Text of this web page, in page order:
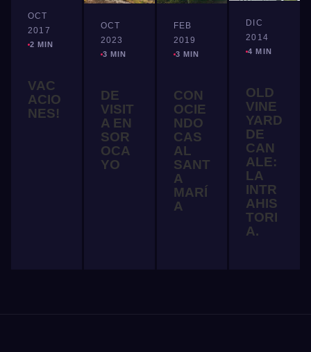
OCT
2017
2 MIN
VAC
ACIO
NES!
OCT
2023
3 MIN
DE
VISIT
A EN
SOR
OCA
YO
FEB
2019
3 MIN
CON
OCIE
NDO
CAS
AL
SANT
A
MARÍ
A
DIC
2014
4 MIN
OLD
VINE
YARD
DE
CAN
ALE:
LA
INTR
AHIS
TORI
A.